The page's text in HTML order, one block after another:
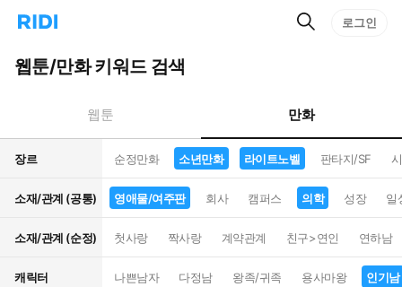
리
홈
으
턴
트
검
로그인
웹툰/만화 키워드 검색
웹툰 만화
장르 순정만화 소년만화 라이트노벨 판타지/SF
소재/관계 (공통) 영애물/여주판 회사 캠퍼스 의학 성장 일
소재/관계 (순정) 첫사랑 짝사랑 계약관계 친구>연인 연하남
캐릭터 나쁜남자 다정남 왕족/귀족 용사마왕 인기남